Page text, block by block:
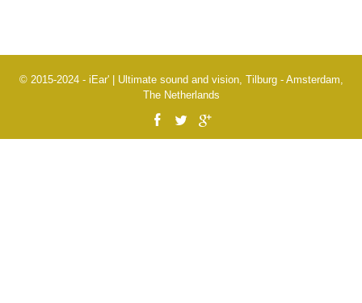
© 2015-2024 - iEar' | Ultimate sound and vision, Tilburg - Amsterdam,
The Netherlands